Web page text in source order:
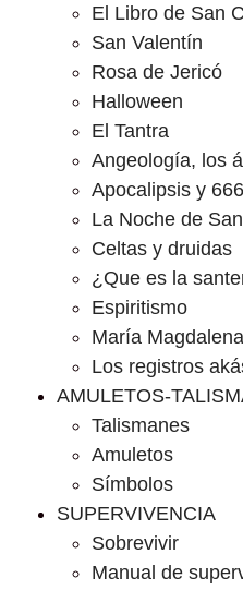
El Libro de San
San Valentín
Rosa de Jericó
Halloween
El Tantra
Angeología, los
Apocalipsis y 666
La Noche de
Celtas y druidas
¿Que es la
Espiritismo
María Magdalena
Los registros
AMULETOS-
Talismanes
Amuletos
Símbolos
SUPERVIVENCIA
Sobrevivir
Manual de